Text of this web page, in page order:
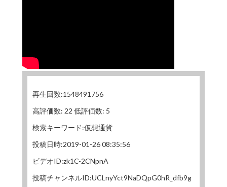
再生回数:1548491756
高評価数: 22 低評価数: 5
検索キーワード:仮想通貨
投稿日時:2019-01-26 08:35:56
ビデオID:zk1C-2CNpnA
投稿チャンネルID:UCLnyYct9NaDQpG0hR_dfb9g